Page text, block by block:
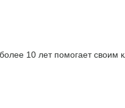
10 лет помогает своим